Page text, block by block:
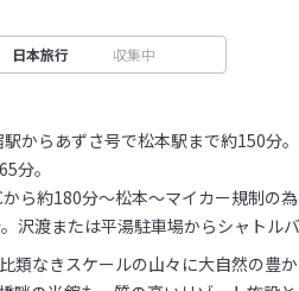
日本旅行 収集中
からあずさ号で松本駅まで約150分
分。
ら約180分～松本～マイカー規制の
沢渡または平湯駐車場からシャトルバ
類なきスケールの山々に大自然の豊